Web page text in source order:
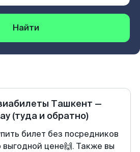
Найти
Ташкент —
(туда и обратно)
билет без посредников
выгодной цене🙌. Также вы